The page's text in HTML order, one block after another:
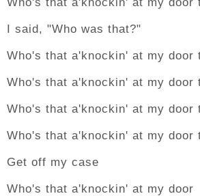
I said, "Who was that?"
Who's that a'knockin' at my door
Who's that a'knockin' at my door
Who's that a'knockin' at my door
Who's that a'knockin' at my door
Get off my case
Who's that a'knockin' at my door